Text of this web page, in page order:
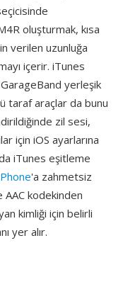
oluşturmak, kısa
verilen uzunluğa
içerir. iTunes
yerleşik
taraf araçlar da bunu
zil sesi,
için iOS ayarlarına
iTunes eşitleme
'a zahmetsiz
AAC kodekinden
kimliği için belirli
yer alır.